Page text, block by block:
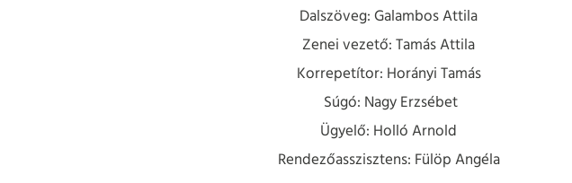
Dalszöveg: Galambos Attila
Zenei vezető: Tamás Attila
Korrepetítor: Horányi Tamás
Súgó: Nagy Erzsébet
Ügyelő: Holló Arnold
Rendezőasszisztens: Fülöp Angéla